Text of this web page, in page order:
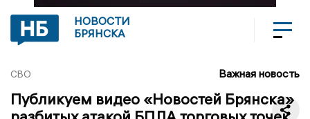
НОВОСТИ
БРЯНСКА
СВО Важная новость
Публикуем видео «Новостей Брянска»